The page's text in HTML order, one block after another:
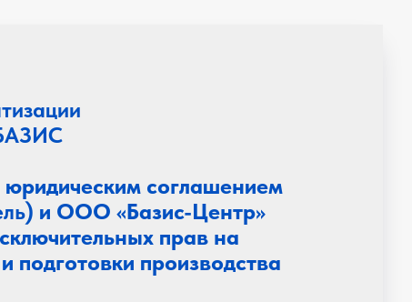
юридическим соглашением
) и ООО «Базис-Центр»
прав на
подготовки производства